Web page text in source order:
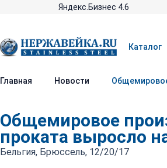
Яндекс.Бизнес 4.6
Каталог
Главная Новости
Общемировое
проката выросло
Бельгия, Брюссель, 12/20/17